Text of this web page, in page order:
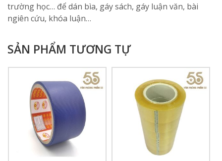
trường học… để dán bìa, gáy sách, gáy luận văn, bài
ngiên cứu, khóa luận…
SẢN PHẨM TƯƠNG TỰ